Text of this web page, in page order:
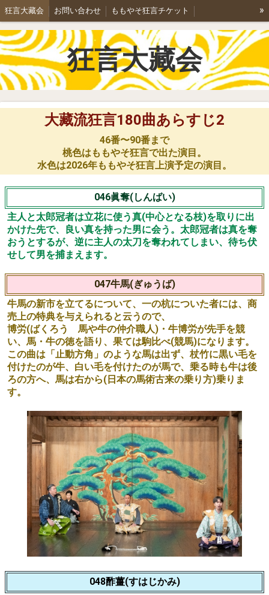
狂言大藏会 お問い合わせ ももやそ狂言チケット
能と狂言/彌右衛門家 学生狂言講座のご案内 狂言講座詳細
公演案内 ちょこっとももやそ2024 ちょこっとももやそ2025
ももやそ狂言2026 「空腕」を歩く。 鬼の首引き
大藏会ギャラリー 稽古のご案内 特定商取引法表記
»
狂言大藏会
大藏流狂言180曲あらすじ2
46番〜90番まで
桃色はももやそ狂言で出た演目。
水色は2026年ももやそ狂言上演予定の演目。
046眞奪(しんばい)
主人と太郎冠者は立花に使う真(中心となる枝)を取りに出
かけた先で、良い真を持った男に会う。太郎冠者は真を奪
おうとするが、逆に主人の太刀を奪われてしまい、待ち伏
せして男を捕まえます。
047牛馬(ぎゅうば)
牛馬の新市を立てるについて、一の杭についた者には、商
売上の特典を与えられると云うので、
博労(ばくろう 馬や牛の仲介職人)・牛博労が先手を競
い、馬・牛の徳を語り、果ては駒比べ(競馬)になります。
この曲は「止動方角」のような馬は出ず、杖竹に黒い毛を
付けたのが牛、白い毛を付けたのが馬で、乗る時も牛は後
ろの方へ、馬は右から(日本の馬術古来の乗り方)乗りま
す。
048酢薑(すはじかみ)